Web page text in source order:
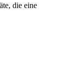
die eine